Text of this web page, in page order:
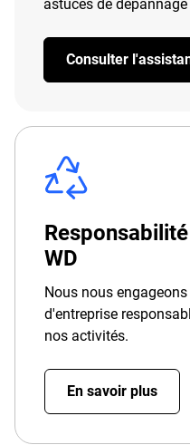
astuces de
Consulter
WD
Nous nous
d'entreprise
nos activités.
En savoir plus